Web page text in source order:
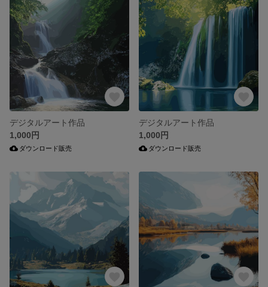
デジタルアート作品
1,000円
ダウンロード販売
デジタルアート作品
1,000円
ダウンロード販売